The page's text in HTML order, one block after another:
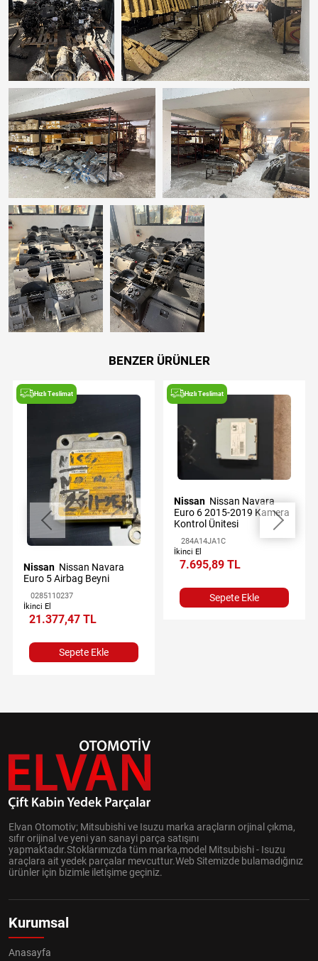
BENZER ÜRÜNLER
Hızlı Teslimat
Nissan
Euro 5 Airbag Beyni
0285110237
İkinci El
21.377,47 TL
Sepete Ekle
Hızlı Teslimat
Nissan
Euro 6 2015-2019 Kamera
Kontrol Ünitesi
284A14JA1C
İkinci El
7.695,89 TL
Sepete Ekle
Elvan Otomotiv; Mitsubishi ve Isuzu marka araçların orjinal çıkma,
sıfır orijinal ve yeni yan sanayi parça satışını
yapmaktadır.Stoklarımızda tüm marka,model Mitsubishi - Isuzu
araçlara ait yedek parçalar mevcuttur.Web Sitemizde bulamadığınız
ürünler için bizimle iletişime geçiniz.
Kurumsal
Anasayfa